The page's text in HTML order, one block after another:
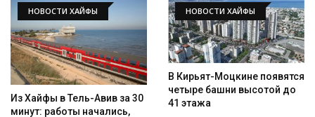
НОВОСТИ ХАЙФЫ
Из Хайфы в Тель-Авив за 30
минут: работы начались,
НОВОСТИ ХАЙФЫ
В Кирьят-Моцкине появятся
четыре башни высотой до
41 этажа